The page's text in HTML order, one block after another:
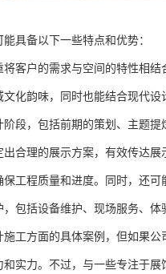
具备以下一些特点和优势：
客户的需求与空间的特性相
化韵味，同时也能结合现代设
段，包括前期的策划、主题
合理的展示方案，有效传达
工程质量和进度。同时，还
包括设备维护、现场服务、体
工方面的具体案例，但如果
实力。不过，与一些专注于